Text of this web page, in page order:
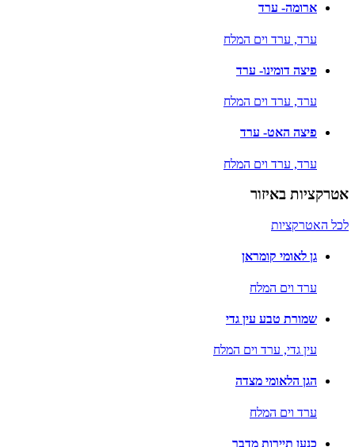
ארומה- ערד
ערד, ערד וים המלח
פיצה דומינו- ערד
ערד, ערד וים המלח
פיצה האט- ערד
ערד, ערד וים המלח
אטרקציות באיזור
לכל האטרקציות
גן לאומי קומראן
ערד וים המלח
שמורת טבע עין גדי
עין גדי, ערד וים המלח
הגן הלאומי מצדה
ערד וים המלח
כנען תיירות מדבר